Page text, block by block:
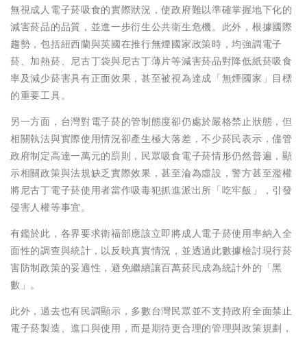
無視成人電子菸吸食的實際狀況，使政府難以準確掌握地下化的
減害菸品的品質，並進一步衍生公共衛生危機。此外，根據國際
趨勢，包括紐西蘭與英國在推行無煙國家政策時，均強調電子
菸、加熱菸、尼古丁袋與尼古丁薄片等減害菸品對降低紙菸吸食
率及減少菸害具有正面效果，甚至被視為達成「無煙國家」目標
的重要工具。
另一方面，台灣對電子菸的管制態度卻仍處於嚴格禁止狀態，但
相關執法與實際使用情況卻產生極大落差，不少菸民表示，儘管
政府制定高達一萬元的罰則，民眾吸食電子菸情形仍然普遍，顯
示相關政策與法規缺乏實際效果，甚至淪為虛設，警方甚至濫權
將尼古丁電子菸使用者當作吸毒犯抓進派出所「吃牢飯」，引發
侵害人權等事宜。
有鑑於此，各界要求衛福部應該立即將成人電子菸使用率納入全
面性的調查與統計，以反映真實情況，並透過此數據檢討現行菸
害防制政策的妥適性，避免繼續讓百萬菸民成為統計外的「黑
數」。
此外，過去也有民調顯示，多數台灣民眾並不支持政府全面禁止
電子菸製造、進口與使用，而是期待更合理的管理與政策規劃，